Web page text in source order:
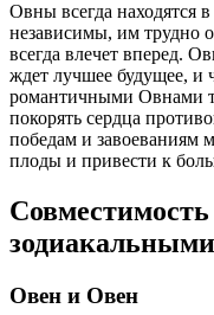
Овны всегда находятся
независимы, им трудно
всегда влечет вперед.
ждет лучшее будущее, и
романтичными Овнами
покорять сердца
победам и завоеваниям
плоды и привести к
Овен и Овен